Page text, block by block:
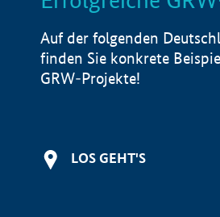
Auf der folgenden
finden Sie konkrete
GRW-Projekte!
LOS GEHT'S